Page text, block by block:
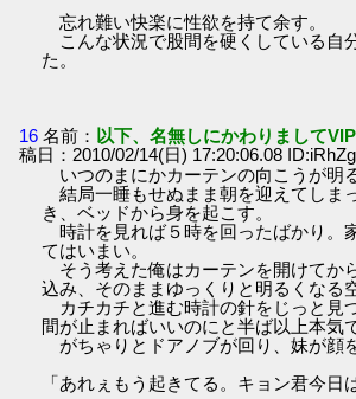
忘れ難い快楽に性欲を持て余す。
こんな状況で股間を硬くしている自
た。
16 名前： 以下、名無しにかわりまして
稿日：2010/02/14(日) 17:20:06.08
いつのまにかカーテンの向こうが明
結局一睡もせぬまま朝を迎えてしま
き、ベッドから身を起こす。
時計を見れば５時を回ったばかり。
てはいまい。
そう考えた俺はカーテンを開けてか
込み、そのままゆっくりと明るくなる
カチカチと進む時計の針をじっと見
間が止まればいいのにと半ば以上本気
がちゃりとドアノブが回り、妹が顔
「あれぇもう起きてる。キョン君今日